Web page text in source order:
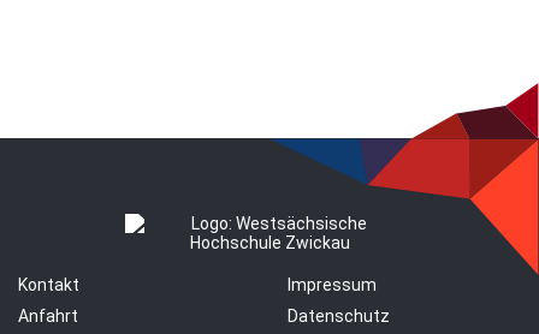
Kontakt
Anfahrt
Impressum
Datenschutz